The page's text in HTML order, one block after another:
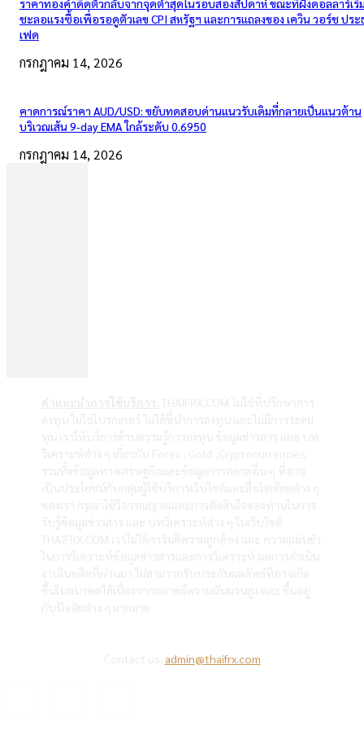
ราคาทองคำดีดตัวกลับจากจุดต่ำสุดในรอบสองสัปดาห์ ขณะที่ฝั่งดอลลาร์เริ่
ชะลอแรงซื้อเพื่อรอดูตัวเลข CPI สหรัฐฯ และการแถลงของ เควิน วอร์ช ประ
เฟด
กรกฎาคม 14, 2026
คาดการณ์ราคา AUD/USD: ขยับทดสอบด่านแนวรับเดิมที่กลายเป็นแนวต้าน
บริเวณเส้น 9-day EMA ใกล้ระดับ 0.6950
กรกฎาคม 14, 2026
admin@thaifrx.com